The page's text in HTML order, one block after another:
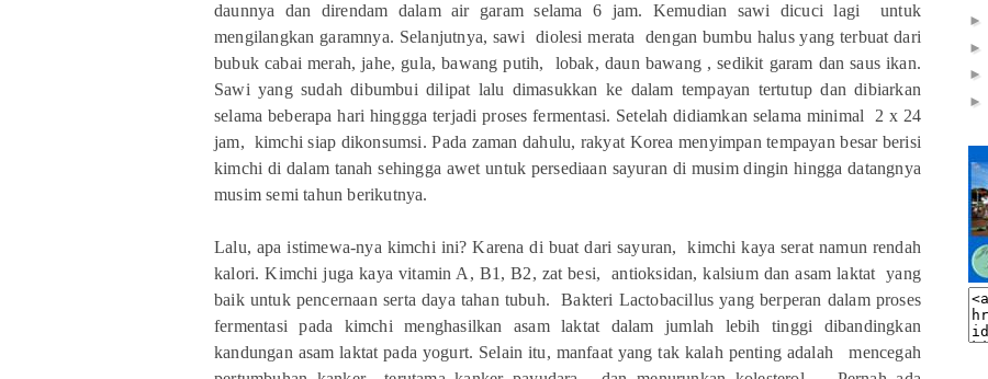
daunnya dan direndam dalam air garam selama 6 jam. Kemudian sawi dicuci lagi untuk
mengilangkan garamnya. Selanjutnya, sawi diolesi merata dengan bumbu halus yang terbuat dari
bubuk cabai merah, jahe, gula, bawang putih, lobak, daun bawang , sedikit garam dan saus ikan.
Sawi yang sudah dibumbui dilipat lalu dimasukkan ke dalam tempayan tertutup dan dibiarkan
selama beberapa hari hinggga terjadi proses fermentasi. Setelah didiamkan selama minimal 2 x 24
jam, kimchi siap dikonsumsi. Pada zaman dahulu, rakyat Korea menyimpan tempayan besar berisi
kimchi di dalam tanah sehingga awet untuk persediaan sayuran di musim dingin hingga datangnya
musim semi tahun berikutnya.
Lalu, apa istimewa-nya kimchi ini? Karena di buat dari sayuran, kimchi kaya serat namun rendah
kalori. Kimchi juga kaya vitamin A, B1, B2, zat besi, antioksidan, kalsium dan asam laktat yang
baik untuk pencernaan serta daya tahan tubuh. Bakteri Lactobacillus yang berperan dalam proses
fermentasi pada kimchi menghasilkan asam laktat dalam jumlah lebih tinggi dibandingkan
kandungan asam laktat pada yogurt. Selain itu, manfaat yang tak kalah penting adalah mencegah
►
►
►
►